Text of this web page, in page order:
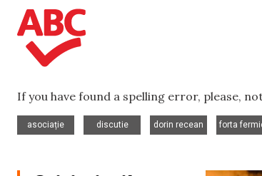
If you have found a spelling error, please,
asociație
discutie
dorin recean
forta